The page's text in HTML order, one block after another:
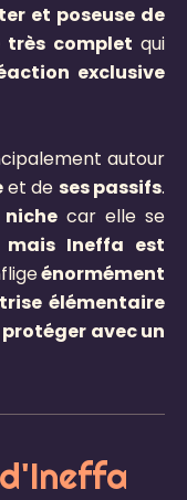
et poseuse de
très complet qui
exclusive
autour
et de ses passifs.
car elle se
mais Ineffa est
énormément
élémentaire
protéger avec un